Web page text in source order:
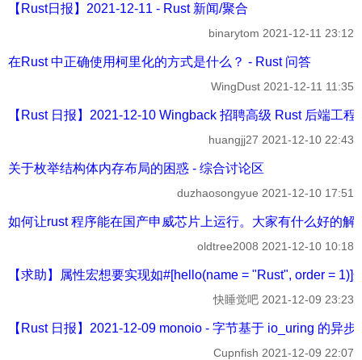
【Rust日报】2021-12-11 - Rust 新闻/聚合
binarytom 2021-12-11 23:12
在Rust 中正确使用柯里化的方式是什么？ - Rust 问答
WingDust 2021-12-11 11:35
【Rust 日报】2021-12-10 Wingback 招聘高级 Rust 后端工程
huangjj27 2021-12-10 22:43
关于枚举结构体内存布局的困惑 - 综合讨论区
duzhaosongyue 2021-12-10 17:51
如何让rust 程序能在国产申威芯片上运行。大家有什么好的解
oldtree2008 2021-12-10 10:18
【求助】属性宏想要实现如#[hello(name = "Rust", order =
快睡觉吧 2021-12-09 23:23
【Rust 日报】2021-12-09 monoio - 字节基于 io_uring 的异
Cupnfish 2021-12-09 22:07